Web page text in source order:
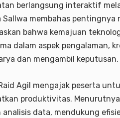
berlangsung interaktif
Sallwa membahas
bahwa kemajuan
dalam aspek pengalaman,
dan mengambil keputusan.
Agil mengajak peserta
produktivitas.
analisis data, mendukung